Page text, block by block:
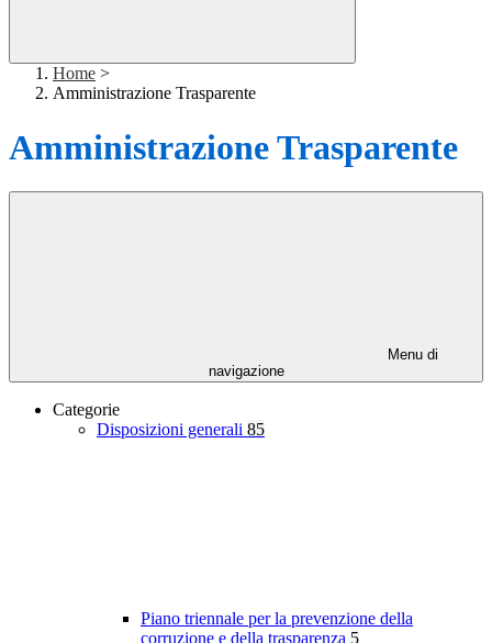
Home >
Amministrazione Trasparente
Amministrazione Trasparente
Menu di
navigazione
Categorie
Disposizioni generali 85
Piano triennale per la prevenzione della
corruzione e della trasparenza 5